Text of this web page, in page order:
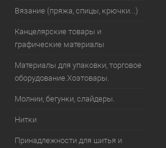
Вязание (пряжа, спицы, крючки...)
Канцелярские товары и
графические материалы
Материалы для упаковки, торговое
оборудование.Хозтовары.
Молнии, бегунки, слайдеры.
Нитки
Принадлежности для шитья и